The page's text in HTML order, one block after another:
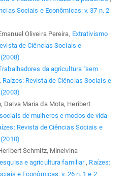
Sociais e Econômicas: v. 37 n. 2
Oliveira Pereira, Extrativismo
de Ciências Sociais e
da agricultura “sem
, Raízes: Revista de Ciências Sociais e
Dalva Maria da Mota, Heribert
de mulheres e modos de vida
Revista de Ciências Sociais e
Schmitz, Minelvina
e agricultura familiar, Raízes:
e Econômicas: v. 26 n. 1 e 2